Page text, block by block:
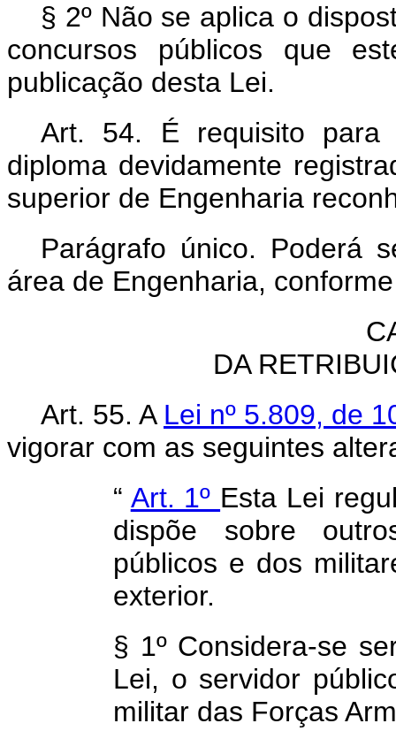
§ 2º Não se aplica o
concursos públicos que
publicação desta Lei.
Art. 54. É requisito para
diploma devidamente
superior de Engenharia
Parágrafo único. Poderá
área de Engenharia,
DA
Art. 55. A Lei nº 5.809, de
vigorar com as seguintes
“ Art. 1º Esta Lei
dispõe sobre
públicos e dos
exterior.
§ 1º Considera-se
Lei, o servidor
militar das Forças